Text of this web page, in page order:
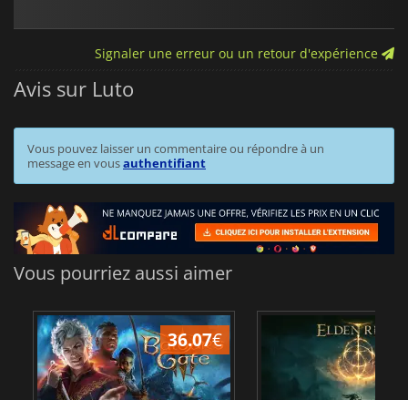
Signaler une erreur ou un retour d'expérience
Avis sur Luto
Vous pouvez laisser un commentaire ou répondre à un
message en vousauthentifiant
Vous pourriez aussi aimer
36.07€